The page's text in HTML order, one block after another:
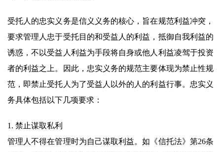
受托人的忠实义务是信义义务的核心，旨在规范利益冲突，
要求管理人忠于受托目的和受益人的利益，抵御自我利益的
诱惑，不以受益人利益为手段将自身或他人利益凌驾于投资
者的利益之上。因此，忠实义务的规范主要体现为禁止性规
范，即禁止受托人为了受益人以外的人的利益行事。忠实义
务具体包括以下几项要求：
1. 禁止谋取私利
管理人不得在管理时为自己谋取利益。如《信托法》第26条